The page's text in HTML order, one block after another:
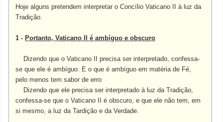
Hoje alguns pretendem interpretar o Concílio Vaticano II à luz da
Tradição.
1 - Portanto, Vaticano II é ambíguo e obscuro
Dizendo que o Vaticano II precisa ser interpretado, confessa-
se que ele é ambíguo. E o que é ambíguo em matéria de Fé,
pelo menos tem sabor de erro
Dizendo que ele precisa ser interpretado à luz da Tradição,
confessa-se que o Vaticano II é obscuro, e que ele não tem, em
si mesmo, a luz da Tardição e da Verdade.